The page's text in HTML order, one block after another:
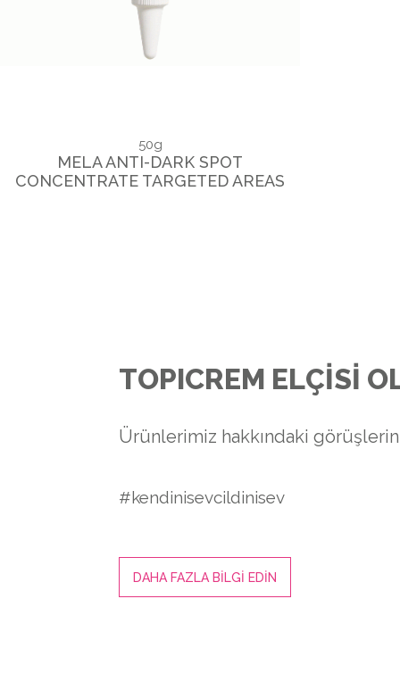
50g
MELA ANTI-DARK SPOT
CONCENTRATE TARGETED AREAS
TOPICREM ELÇİSİ
Ürünlerimiz hakkındaki
#kendinisevcildinisev
DAHA FAZLA BİLGİ EDİN